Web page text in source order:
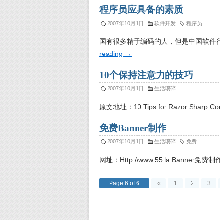
程序员应具备的素质
2007年10月1日 软件开发 程序员
国有很多精于编码的人，但是中国软
reading →
10个保持注意力的技巧
2007年10月1日 生活琐碎
原文地址：10 Tips for Razor Sharp
免费Banner制作
2007年10月1日 生活琐碎 免费
网址：Http://www.55.la Banner免费
Page 6 of 6 « 1 2 3